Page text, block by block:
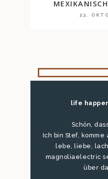
23.
life
Schön,
Ich bin Stef, komme
lebe, liebe,
magnoliaelectric
über